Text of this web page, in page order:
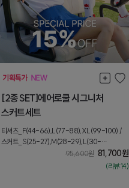
[2종SET]에어로쿨 시그니처
스커트세트
티셔츠_F(44-66),L(77-88),XL(99-100) /
스커트_S(25-27),M(28-29),L(30-
95,600원 81,700원
(리뷰:14)